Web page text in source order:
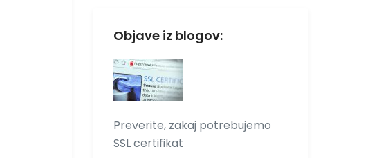
Objave iz blogov:
Preverite, zakaj potrebujemo
SSL certifikat